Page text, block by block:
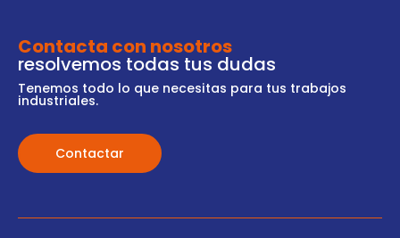
Contacta con nosotros
resolvemos todas tus dudas
Tenemos todo lo que necesitas para tus trabajos
industriales.
Contactar